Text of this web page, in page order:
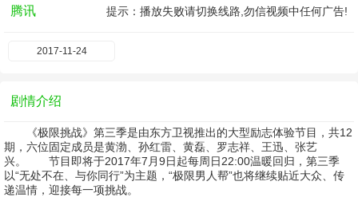
腾讯 提示：播放失败请切换线路,勿信视频中任何广告!
2017-11-24
剧情介绍
《极限挑战》第三季是由东方卫视推出的大型励志体验节目，共12
期，六位固定成员是黄渤、孙红雷、黄磊、罗志祥、王迅、张艺
兴。 节目即将于2017年7月9日起每周日22:00温暖回归，第三季
以“无处不在、与你同行”为主题，“极限男人帮”也将继续贴近大众、传
递温情，迎接每一项挑战。